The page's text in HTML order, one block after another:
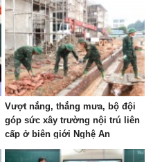
Vượt nắng, thắng mưa, bộ đội
góp sức xây trường nội trú liên
cấp ở biên giới Nghệ An